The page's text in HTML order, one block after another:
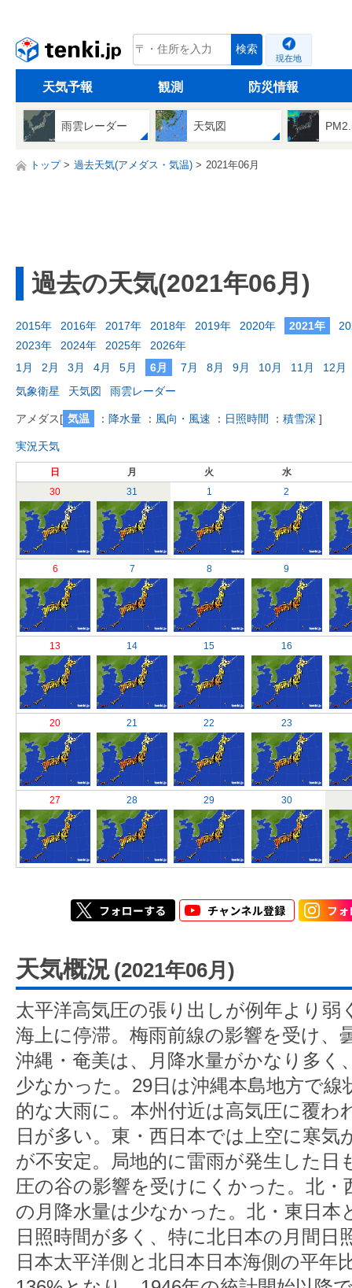
tenki.jp 検索
現在地
天気予報 観測 防災情報
雨雲レーダー 天気図
トップ 過去天気(アメダス・気温) 2021年06月
過去の天気(2021年06月)
2015年 2016年 2017年 2018年 2019年 2020年 2021年
2023年
2024年 2025年
2026年
1月
2月 3月 4月 5月 6月 7月 8月 9月 10月 11月
12月
気象衛星
天気図 雨雲レーダー
アメダス[ 気温 ： 降水量 ： 風向・風速 ： 日照時間 ： 積雪深 ]
実況天気
日 月 火
水
30
31 1 2
6 7 8 9
13 14 15 16
20 21 22 23
27 28 29 30
天気概況 (2021年06月)
太平洋高気圧の張り出しが例年より弱
海上に停滞。梅雨前線の影響を受け、
沖縄・奄美は、月降水量がかなり多く
少なかった。29日は沖縄本島地方で線
的な大雨に。本州付近は高気圧に覆
日が多い。東・西日本では上空に寒気
が不安定。局地的に雷雨が発生した日
圧の谷の影響を受けにくかった。北・
の月降水量は少なかった。北・東日本
日照時間が多く、特に北日本の月間日
日本太平洋側と北日本日本海側の平年